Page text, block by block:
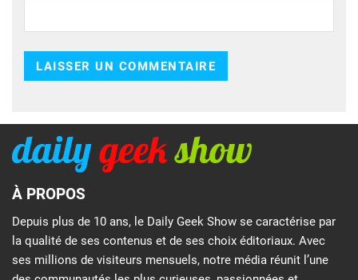
À PROPOS
Depuis plus de 10 ans, le Daily Geek Show se caractérise par
la qualité de ses contenus et de ses choix éditoriaux. Avec
ses millions de visiteurs mensuels, notre média réunit l’une